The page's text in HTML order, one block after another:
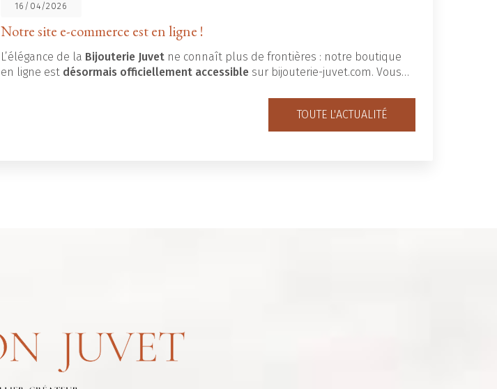
16/04/2026
Notre site e-commerce est en ligne !
L’élégance de la Bijouterie Juvet ne connaît plus de frontières : notre boutique
en ligne est désormais officiellement accessible sur bijouterie-juvet.com. Vous…
TOUTE L'ACTUALITÉ